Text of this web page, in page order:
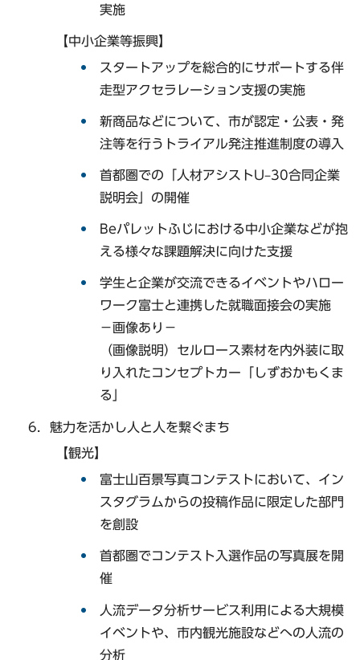
実施
【中小企業等振興】
スタートアップを総合的にサポートする伴
走型アクセラレーション支援の実施
新商品などについて、市が認定・公表・発
注等を行うトライアル発注推進制度の導入
首都圏での「人材アシストU–30合同企業
説明会」の開催
Beパレットふじにおける中小企業などが抱
える様々な課題解決に向けた支援
学生と企業が交流できるイベントやハロー
ワーク富士と連携した就職面接会の実施
−画像あり−
（画像説明）セルロース素材を内外装に取
り入れたコンセプトカー「しずおかもくま
る」
魅力を活かし人と人を繋ぐまち
【観光】
富士山百景写真コンテストにおいて、イン
スタグラムからの投稿作品に限定した部門
を創設
首都圏でコンテスト入選作品の写真展を開
催
人流データ分析サービス利用による大規模
イベントや、市内観光施設などへの人流の
分析